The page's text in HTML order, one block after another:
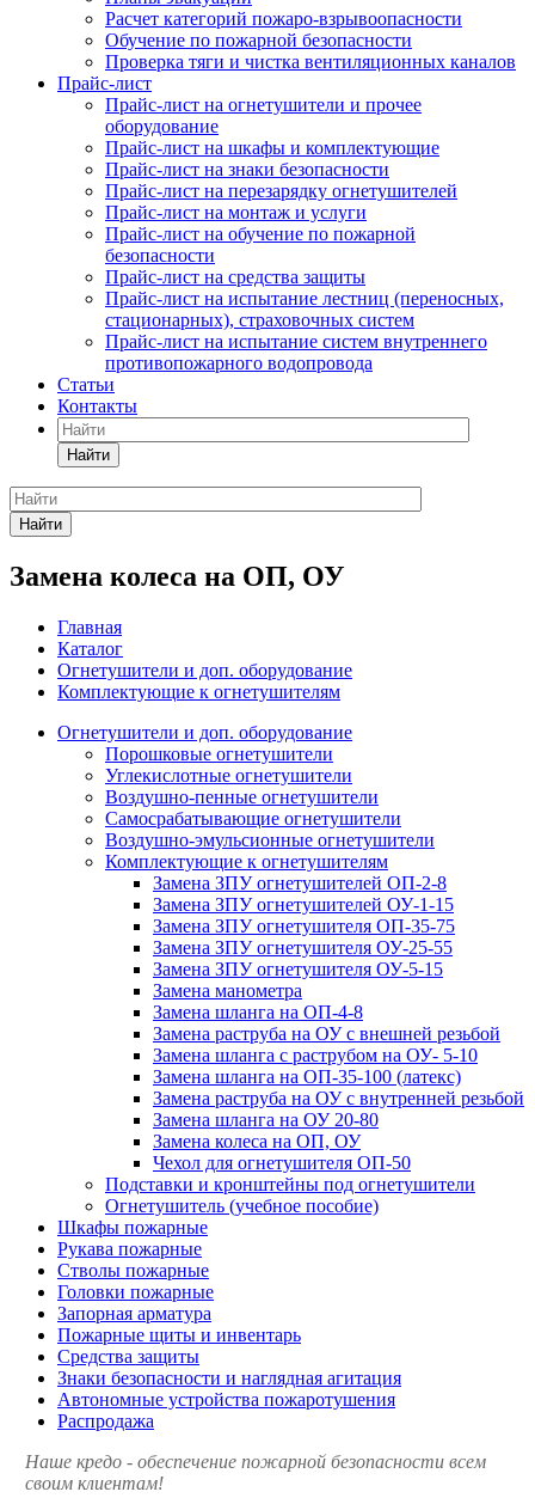
Расчет категорий пожаро-взрывоопасности
Обучение по пожарной безопасности
Проверка тяги и чистка вентиляционных каналов
Прайс-лист
Прайс-лист на огнетушители и прочее
оборудование
Прайс-лист на шкафы и комплектующие
Прайс-лист на знаки безопасности
Прайс-лист на перезарядку огнетушителей
Прайс-лист на монтаж и услуги
Прайс-лист на обучение по пожарной
безопасности
Прайс-лист на средства защиты
Прайс-лист на испытание лестниц (переносных,
стационарных), страховочных систем
Прайс-лист на испытание систем внутреннего
противопожарного водопровода
Статьи
Контакты
Найти
Найти
Замена колеса на ОП, ОУ
Главная
Каталог
Огнетушители и доп. оборудование
Комплектующие к огнетушителям
Огнетушители и доп. оборудование
Порошковые огнетушители
Углекислотные огнетушители
Воздушно-пенные огнетушители
Самосрабатывающие огнетушители
Воздушно-эмульсионные огнетушители
Комплектующие к огнетушителям
Замена ЗПУ огнетушителей ОП-2-8
Замена ЗПУ огнетушителей ОУ-1-15
Замена ЗПУ огнетушителя ОП-35-75
Замена ЗПУ огнетушителя ОУ-25-55
Замена ЗПУ огнетушителя ОУ-5-15
Замена манометра
Замена шланга на ОП-4-8
Замена раструба на ОУ с внешней резьбой
Замена шланга с раструбом на ОУ- 5-10
Замена шланга на ОП-35-100 (латекс)
Замена раструба на ОУ с внутренней резьбой
Замена шланга на ОУ 20-80
Замена колеса на ОП, ОУ
Чехол для огнетушителя ОП-50
Подставки и кронштейны под огнетушители
Огнетушитель (учебное пособие)
Шкафы пожарные
Рукава пожарные
Стволы пожарные
Головки пожарные
Запорная арматура
Пожарные щиты и инвентарь
Средства защиты
Знаки безопасности и наглядная агитация
Автономные устройства пожаротушения
Распродажа
Наше кредо - обеспечение пожарной безопасности всем
своим клиентам!